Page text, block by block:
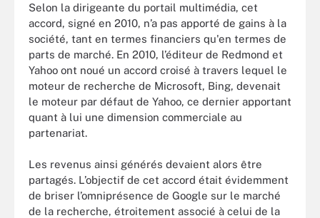
Selon la dirigeante du portail multimédia, cet
accord, signé en 2010, n’a pas apporté de gains à la
société, tant en termes financiers qu'en termes de
parts de marché. En 2010, l’éditeur de Redmond et
Yahoo ont noué un accord croisé à travers lequel le
moteur de recherche de Microsoft, Bing, devenait
le moteur par défaut de Yahoo, ce dernier apportant
quant à lui une dimension commerciale au
partenariat.
Les revenus ainsi générés devaient alors être
partagés. L’objectif de cet accord était évidemment
de briser l’omniprésence de Google sur le marché
de la recherche, étroitement associé à celui de la